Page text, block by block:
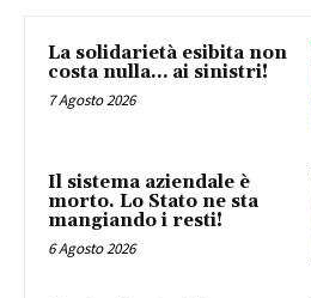
La solidarietà esibita non
costa nulla… ai sinistri!
7 Agosto 2026
Il sistema aziendale è
morto. Lo Stato ne sta
mangiando i resti!
6 Agosto 2026